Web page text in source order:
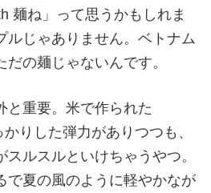
麺ね」って思うかもしれま
ルじゃありません。ベトナム
の麺じゃないんです。
と重要。米で作られた
りした弾力がありつつも、
ルスルといけちゃうやつ。
で夏の風のように軽やかなが